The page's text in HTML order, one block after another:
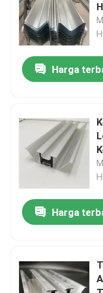
Video
Tentang kami
Kontrol kualitas
Hubungi kami
Permintaan
Braket
Harga
Harga